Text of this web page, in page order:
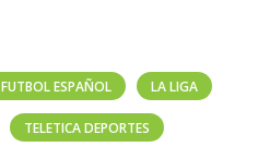
FUTBOL ESPAÑOL LA LIGA
TELETICA DEPORTES